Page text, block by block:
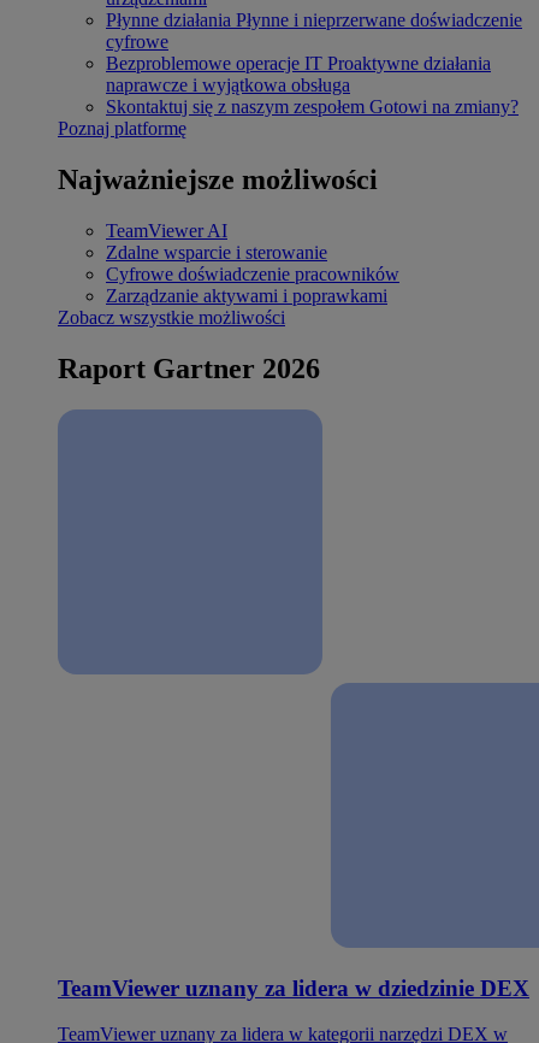
Płynne działania Płynne i nieprzerwane doświadczenie
cyfrowe
Bezproblemowe operacje IT Proaktywne działania
naprawcze i wyjątkowa obsługa
Skontaktuj się z naszym zespołem Gotowi na zmiany?
Poznaj platformę
Najważniejsze możliwości
TeamViewer AI
Zdalne wsparcie i sterowanie
Cyfrowe doświadczenie pracowników
Zarządzanie aktywami i poprawkami
Zobacz wszystkie możliwości
Raport Gartner 2026
TeamViewer uznany za lidera w dziedzinie DEX
TeamViewer uznany za lidera w kategorii narzędzi DEX w